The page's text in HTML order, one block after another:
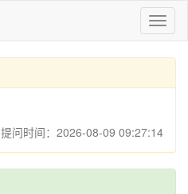
提问时间：2026-08-09 09:27:14